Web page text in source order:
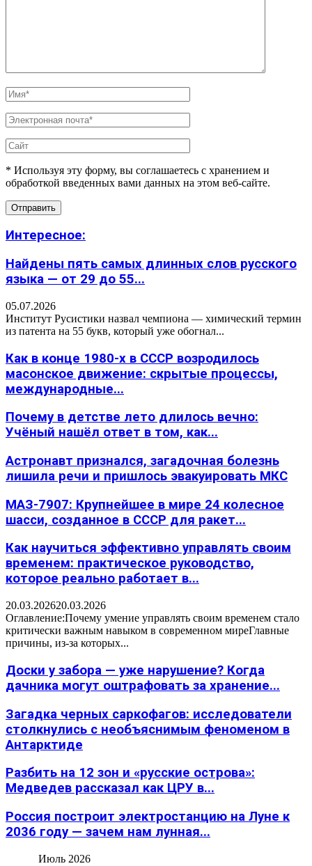
* Используя эту форму, вы соглашаетесь с хранением и
обработкой введенных вами данных на этом веб-сайте.
Интересное:
Найдены пять самых длинных слов русского
языка — от 29 до 55...
05.07.2026
Институт Русистики назвал чемпиона — химический термин
из патента на 55 букв, который уже обогнал...
Как в конце 1980-х в СССР возродилось
масонское движение: скрытые процессы,
международные...
Почему в детстве лето длилось вечно:
Учёный нашёл ответ в том, как...
Астронавт признался, загадочная болезнь
лишила речи и пришлось эвакуировать МКС
МАЗ-7907: Крупнейшее в мире 24 колесное
шасси, созданное в СССР для ракет...
Как научиться эффективно управлять своим
временем: практическое руководство,
которое реально работает в...
20.03.202620.03.2026
Оглавление:Почему умение управлять своим временем стало
критически важным навыком в современном миреГлавные
причины, из-за которых...
Доски у забора — уже нарушение? Когда
дачника могут оштрафовать за хранение...
Загадка черных саркофагов: исследователи
столкнулись с необъяснимым феноменом в
Антарктиде
Разбить на 12 зон и «русские острова»:
Медведев рассказал как ЦРУ в...
Россия построит электростанцию на Луне к
2036 году — зачем нам лунная...
Июль 2026